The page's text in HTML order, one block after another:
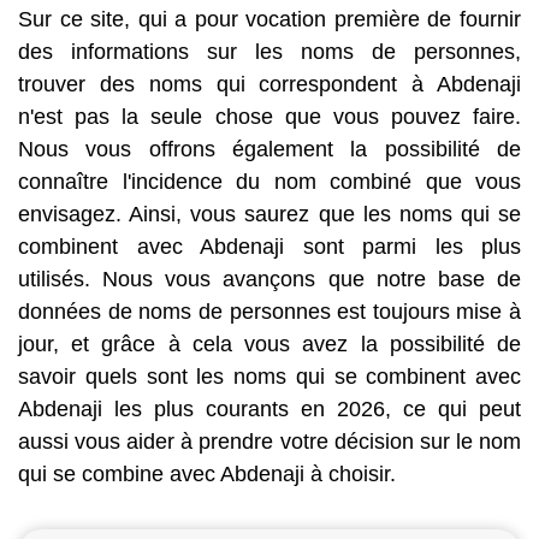
Sur ce site, qui a pour vocation première de fournir
des informations sur les noms de personnes,
trouver des noms qui correspondent à Abdenaji
n'est pas la seule chose que vous pouvez faire.
Nous vous offrons également la possibilité de
connaître l'incidence du nom combiné que vous
envisagez. Ainsi, vous saurez que les noms qui se
combinent avec Abdenaji sont parmi les plus
utilisés. Nous vous avançons que notre base de
données de noms de personnes est toujours mise à
jour, et grâce à cela vous avez la possibilité de
savoir quels sont les noms qui se combinent avec
Abdenaji les plus courants en 2026, ce qui peut
aussi vous aider à prendre votre décision sur le nom
qui se combine avec Abdenaji à choisir.